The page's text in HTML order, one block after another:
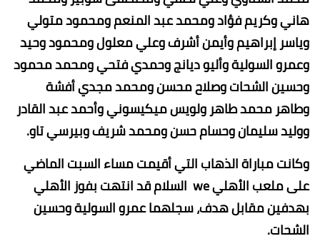
هاني وكريم فؤاد ومحمد عبد المنعم ومحمود متولي
وياسر إبراهيم وأيمن أشرف وعلي معلول ومحمود وحيد
وعمرو السولية وأليو ديانج وحمدي فتحي ومحمد محمود
وحسين الشحات وصلاح محسن ومحمد مجدي ‏أفشة
وطاهر محمد طاهر ‏ولويس ميكيسوني وأحمد عبد القادر
‏ووليد سليمان وحسام حسن ومحمد شريف وبيرسي تاو.
وكانت مباراة الذهاب التي أقيمت مساء السبت الماضي
على ملعب الأهلي we السلام قد انتهت بفوز الأهلي
بهدفين مقابل هدف، سجلهما عمرو السولية وحسين
الشحات.‎